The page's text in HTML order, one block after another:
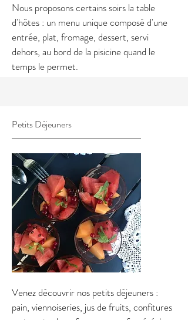
Nous proposons certains soirs la table
d'hôtes : un menu unique composé d'une
entrée, plat, fromage, dessert, servi
dehors, au bord de la pisicine quand le
temps le permet.
Petits Déjeuners
Venez découvrir nos petits déjeuners :
pain, viennoiseries, jus de fruits, confitures